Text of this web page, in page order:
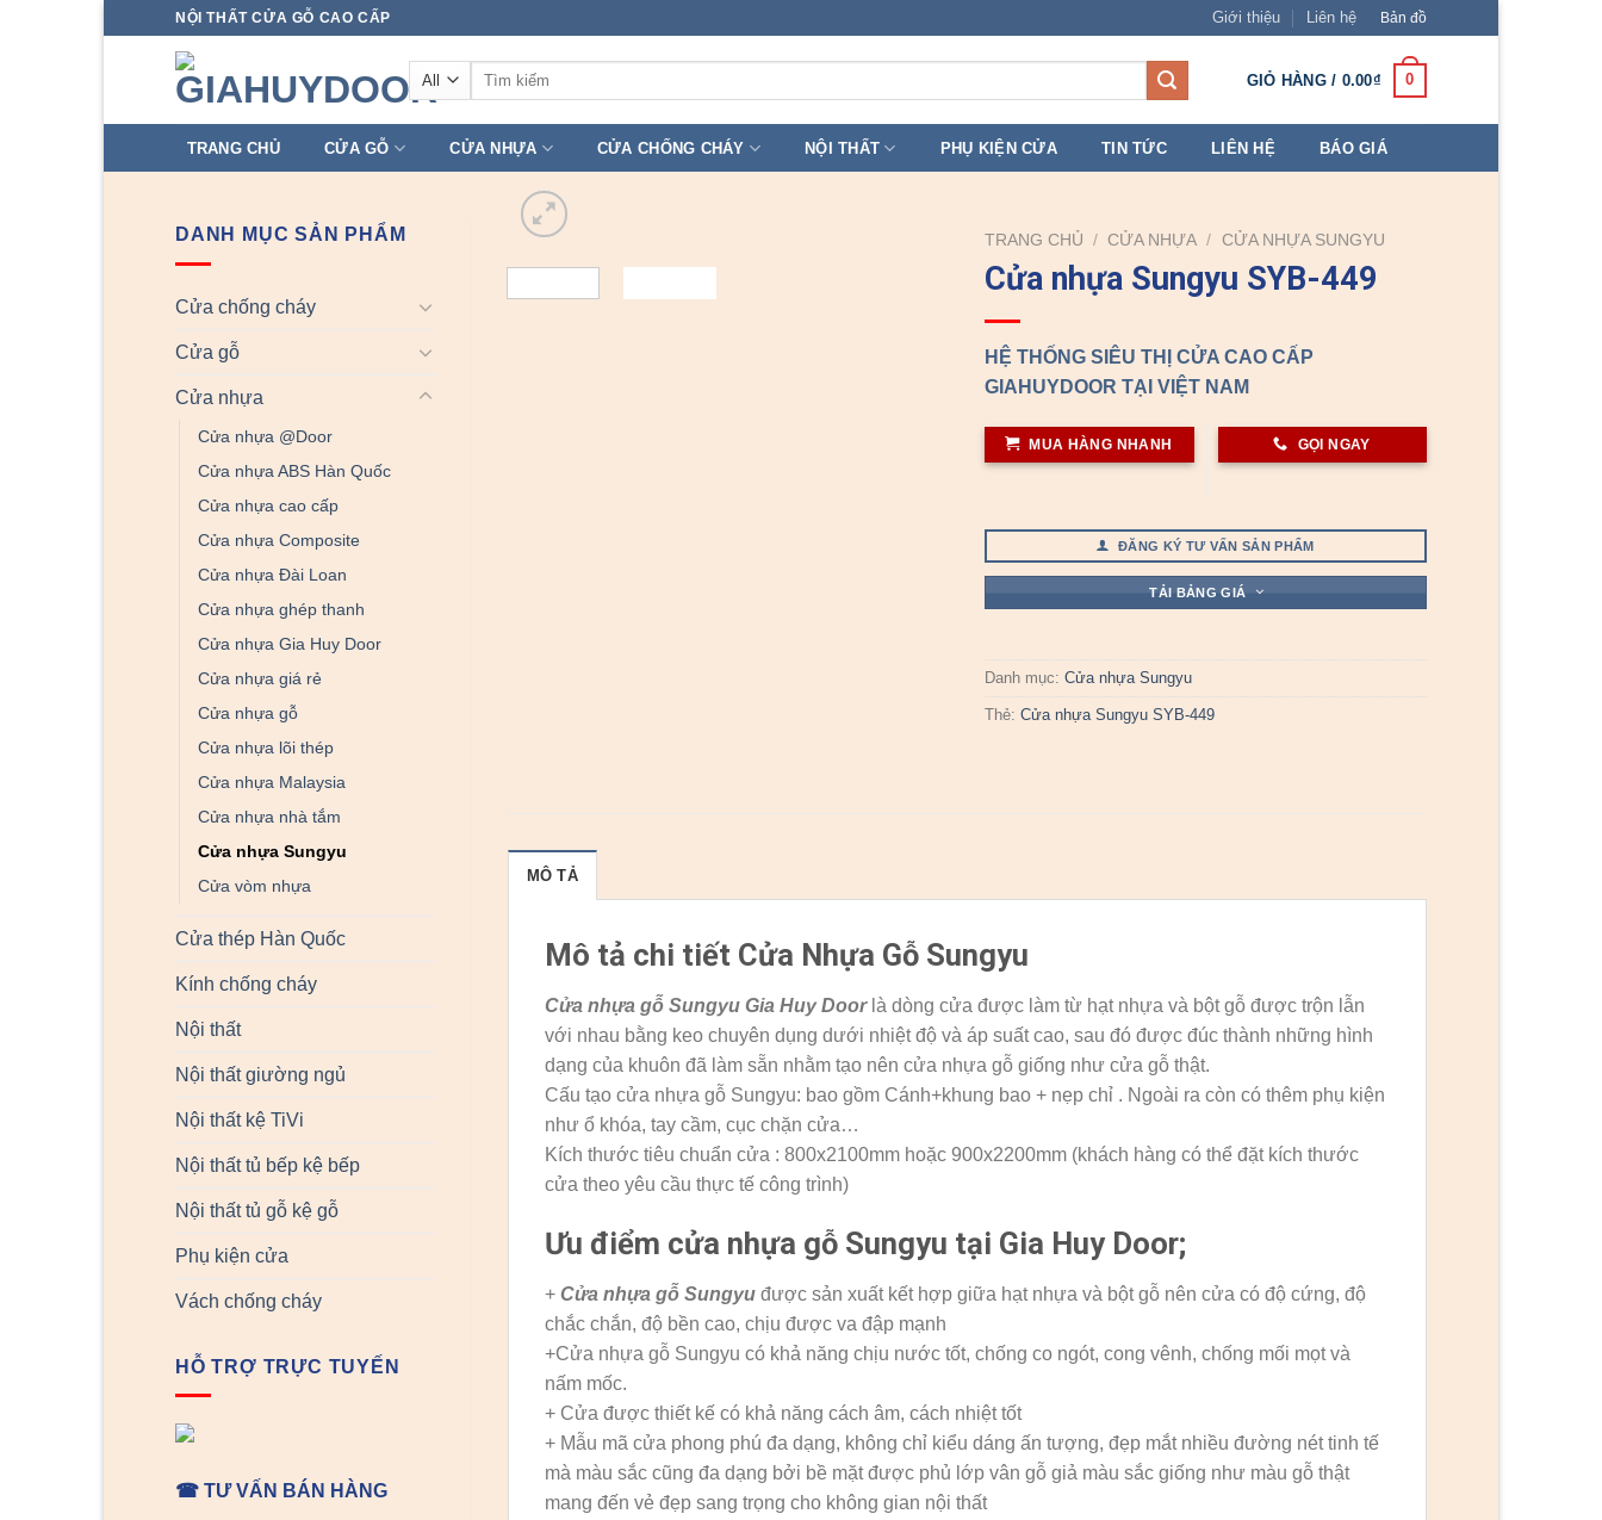
NỘI THẤT CỬA GỖ CAO CẤP Giới thiệu Liên hệ Bản đồ
Tìm
GIỎ HÀNG / 0.00₫ 0
TRANG CHỦ CỬA GỖ CỬA NHỰA CỬA CHỐNG CHÁY NỘI THẤT PHỤ KIỆN CỬA TIN TỨC LIÊN HỆ BÁO GIÁ
DANH MỤC SẢN PHẨM
Cửa chống cháy
Cửa gỗ
Cửa nhựa
Cửa nhựa @Door
Cửa nhựa ABS Hàn Quốc
Cửa nhựa cao cấp
Cửa nhựa Composite
Cửa nhựa Đài Loan
Cửa nhựa ghép thanh
Cửa nhựa Gia Huy Door
Cửa nhựa giá rẻ
Cửa nhựa gỗ
Cửa nhựa lõi thép
Cửa nhựa Malaysia
Cửa nhựa nhà tắm
Cửa nhựa Sungyu
Cửa vòm nhựa
Cửa thép Hàn Quốc
Kính chống cháy
Nội thất
Nội thất giường ngủ
Nội thất kệ TiVi
Nội thất tủ bếp kệ bếp
Nội thất tủ gỗ kệ gỗ
Phụ kiện cửa
Vách chống cháy
HỖ TRỢ TRỰC TUYẾN
☎ TƯ VẤN BÁN HÀNG
TRANG CHỦ / CỬA NHỰA / CỬA NHỰA SUNGYU
Cửa nhựa Sungyu SYB-449
HỆ THỐNG SIÊU THỊ CỬA CAO CẤP
GIAHUYDOOR TẠI VIỆT NAM
MUA HÀNG NHANH GỌI NGAY
ĐĂNG KÝ TƯ VẤN SẢN PHẨM
TẢI BẢNG GIÁ
Danh mục:Cửa nhựa Sungyu
Thẻ:Cửa nhựa Sungyu SYB-449
MÔ TẢ
Mô tả chi tiết Cửa Nhựa Gỗ Sungyu
Cửa nhựa gỗ Sungyu Gia Huy Doorlà dòng cửa được làm từ hạt nhựa và bột gỗ được trộn lẫn
với nhau bằng keo chuyên dụng dưới nhiệt độ và áp suất cao, sau đó được đúc thành những hình
dạng của khuôn đã làm sẵn nhằm tạo nên cửa nhựa gỗ giống như cửa gỗ thật.
Cấu tạo cửa nhựa gỗ Sungyu: bao gồm Cánh+khung bao + nẹp chỉ . Ngoài ra còn có thêm phụ kiện
như ổ khóa, tay cầm, cục chặn cửa…
Kích thước tiêu chuẩn cửa : 800x2100mm hoặc 900x2200mm (khách hàng có thể đặt kích thước
cửa theo yêu cầu thực tế công trình)
Ưu điểm cửa nhựa gỗ Sungyu tại Gia Huy Door;
+ Cửa nhựa gỗ Sungyuđược sản xuất kết hợp giữa hạt nhựa và bột gỗ nên cửa có độ cứng, độ
chắc chắn, độ bền cao, chịu được va đập mạnh
+Cửa nhựa gỗ Sungyu có khả năng chịu nước tốt, chống co ngót, cong vênh, chống mối mọt và
nấm mốc.
+ Cửa được thiết kế có khả năng cách âm, cách nhiệt tốt
+ Mẫu mã cửa phong phú đa dạng, không chỉ kiểu dáng ấn tượng, đẹp mắt nhiều đường nét tinh tế
mà màu sắc cũng đa dạng bởi bề mặt được phủ lớp vân gỗ giả màu sắc giống như màu gỗ thật
mang đến vẻ đẹp sang trọng cho không gian nội thất